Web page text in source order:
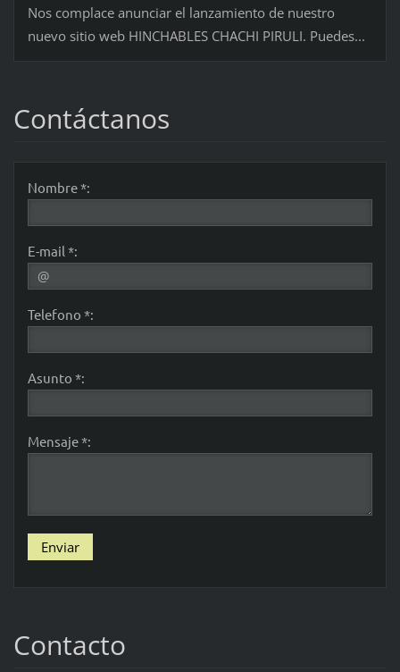
Nos complace anunciar el lanzamiento de nuestro
nuevo sitio web HINCHABLES CHACHI PIRULI. Puedes...
Contáctanos
Nombre *:
E-mail *:
Telefono *:
Asunto *:
Mensaje *:
Contacto